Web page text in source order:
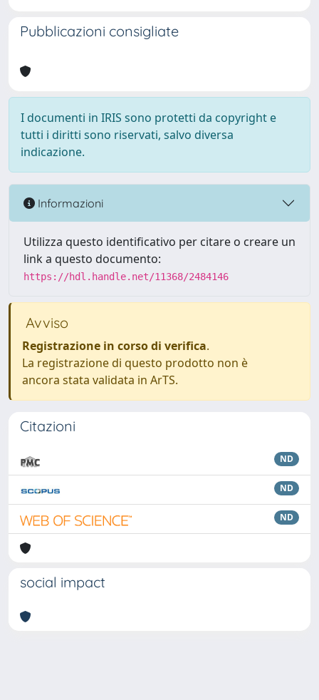
Pubblicazioni consigliate
I documenti in IRIS sono protetti da copyright e
tutti i diritti sono riservati, salvo diversa
indicazione.
Informazioni
Utilizza questo identificativo per citare o creare un
link a questo documento:
https://hdl.handle.net/11368/2484146
Avviso
Registrazione in corso di verifica.
La registrazione di questo prodotto non è
ancora stata validata in ArTS.
Citazioni
ND
ND
ND
social impact